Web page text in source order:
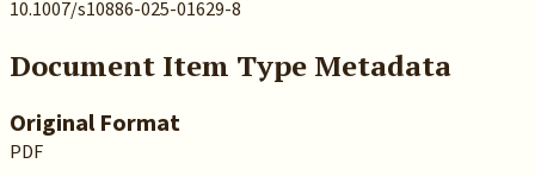
10.1007/s10886-025-01629-8
Document Item Type Metadata
Original Format
PDF